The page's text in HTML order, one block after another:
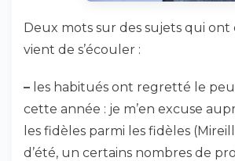
Deux mots sur des sujets qui ont
vient de s’écouler :
– les habitués ont regretté le peu
cette année : je m’en excuse
les fidèles parmi les fidèles
d’été, un certains nombres de